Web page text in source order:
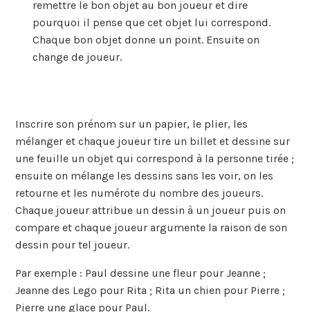
remettre le bon objet au bon joueur et dire
pourquoi il pense que cet objet lui correspond.
Chaque bon objet donne un point. Ensuite on
change de joueur.
Inscrire son prénom sur un papier, le plier, les
mélanger et chaque joueur tire un billet et dessine sur
une feuille un objet qui correspond à la personne tirée ;
ensuite on mélange les dessins sans les voir, on les
retourne et les numérote du nombre des joueurs.
Chaque joueur attribue un dessin à un joueur puis on
compare et chaque joueur argumente la raison de son
dessin pour tel joueur.
Par exemple : Paul dessine une fleur pour Jeanne ;
Jeanne des Lego pour Rita ; Rita un chien pour Pierre ;
Pierre une glace pour Paul.